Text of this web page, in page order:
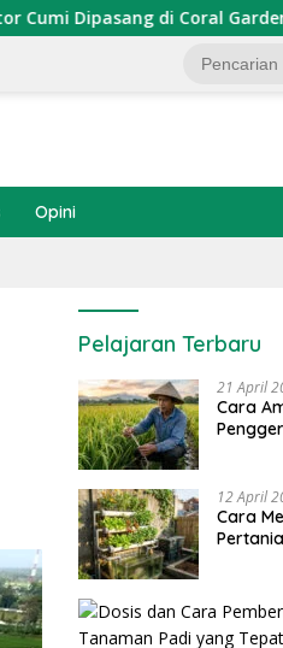
Coral Garden Pulau Barrang
Opini
Pelajaran Terbaru
21 April
Cara
12 April
Cara